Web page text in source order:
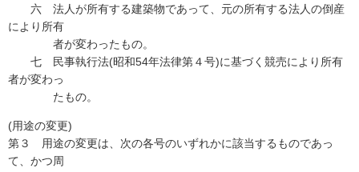
六 法人が所有する建築物であって、元の所有する法人の倒産
により所有
者が変わったもの。
七 民事執行法(昭和54年法律第４号)に基づく競売により所有
者が変わっ
たもの。
(用途の変更)
第３ 用途の変更は、次の各号のいずれかに該当するものであっ
て、かつ周